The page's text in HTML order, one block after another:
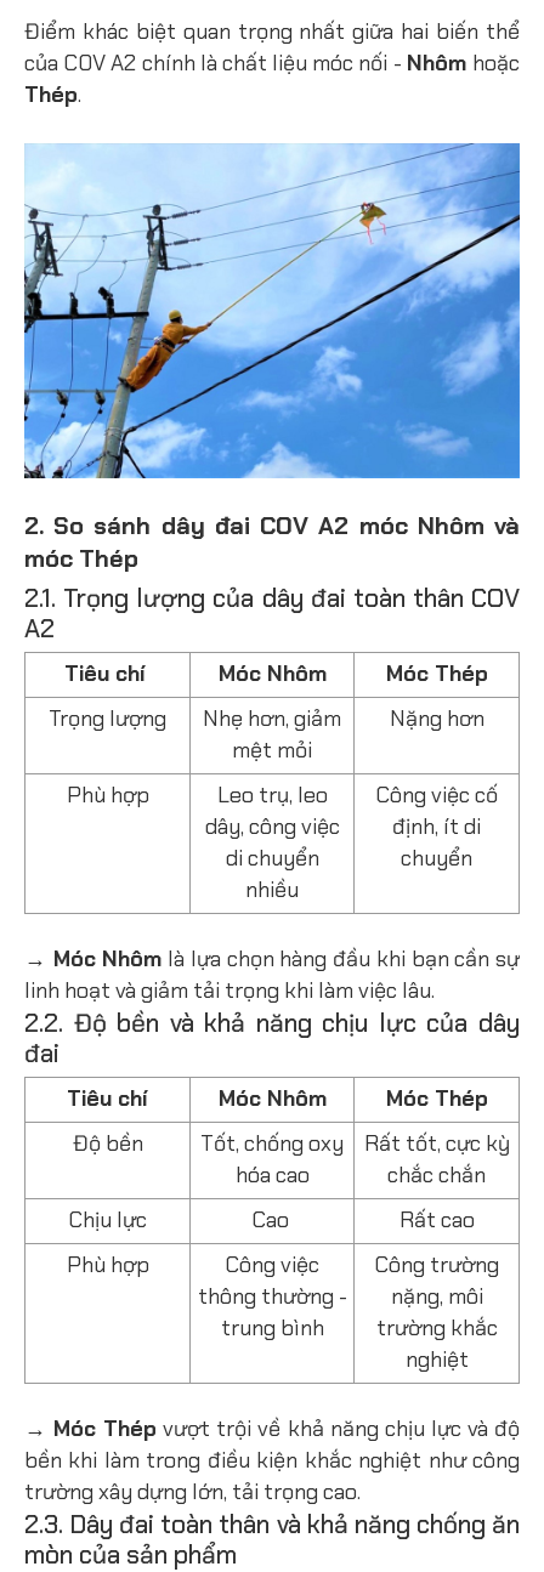
Điểm khác biệt quan trọng nhất giữa hai biến thể
của COV A2 chính là chất liệu móc nối - Nhôm hoặc
Thép.
2. So sánh dây đai COV A2 móc Nhôm và
móc Thép
2.1. Trọng lượng của dây đai toàn thân COV
A2
Tiêu chí Móc Nhôm
Móc Thép
Trọng lượng
Nhẹ hơn, giảm
mệt mỏi
Nặng hơn
Phù hợp
Leo trụ, leo
dây, công việc
di chuyển
nhiều
Công việc cố
định, ít di
chuyển
→ Móc Nhôm là lựa chọn hàng đầu khi bạn cần sự
linh hoạt và giảm tải trọng khi làm việc lâu.
2.2. Độ bền và khả năng chịu lực của dây
đai
Tiêu chí Móc Nhôm
Móc Thép
Độ bền
Tốt, chống oxy
hóa cao
Rất tốt, cực kỳ
chắc chắn
Chịu lực
Cao
Rất cao
Phù hợp
Công việc
thông thường -
trung bình
Công trường
nặng, môi
trường khắc
nghiệt
→ Móc Thép vượt trội về khả năng chịu lực và độ
bền khi làm trong điều kiện khắc nghiệt như công
trường xây dựng lớn, tải trọng cao.
2.3. Dây đai toàn thân và khả năng chống ăn
mòn của sản phẩm